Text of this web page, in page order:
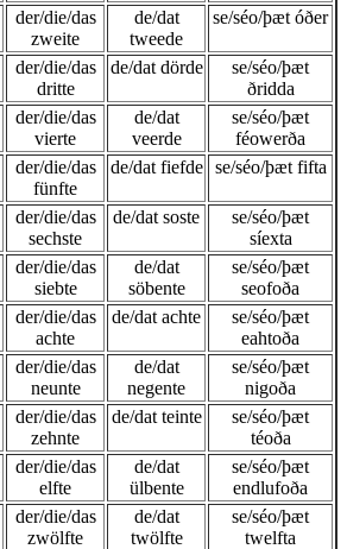
der/die/das
zweite
de/dat
tweede
se/séo/þæt óðer
der/die/das
dritte
de/dat dörde
se/séo/þæt
ðridda
der/die/das
vierte
de/dat
veerde
se/séo/þæt
féowerða
der/die/das
fünfte
de/dat fiefde se/séo/þæt fifta
der/die/das
sechste
de/dat soste
se/séo/þæt
síexta
der/die/das
siebte
de/dat
söbente
se/séo/þæt
seofoða
der/die/das
achte
de/dat achte
se/séo/þæt
eahtoða
der/die/das
neunte
de/dat
negente
se/séo/þæt
nigoða
der/die/das
zehnte
de/dat teinte
se/séo/þæt
téoða
der/die/das
elfte
de/dat
ülbente
se/séo/þæt
endlufoða
der/die/das
zwölfte
de/dat
twölfte
se/séo/þæt
twelfta